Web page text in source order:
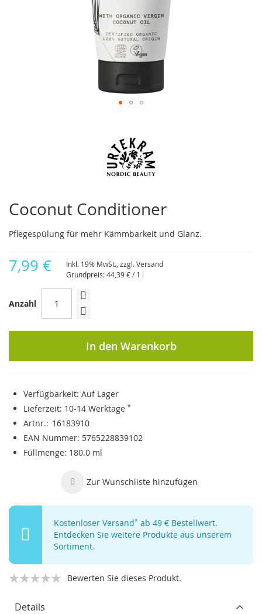
Coconut Conditioner
Pflegespülung für mehr Kämmbarkeit und Glanz.
7,99 € Inkl. 19% MwSt., zzgl.Versand
Grundpreis:44,39 €/ 1 l
Anzahl
In den Warenkorb
Verfügbarkeit: Auf Lager
Lieferzeit: 10-14 Werktage *
Artnr.
16183910
EAN Nummer 5765228839102
Füllmenge 180.0 ml
Zur Wunschliste hinzufügen
Kostenloser Versand* ab 49 € Bestellwert.
Entdecken Sie weitere Produkte aus unserem
Sortiment.
Bewerten Sie dieses Produkt.
Details